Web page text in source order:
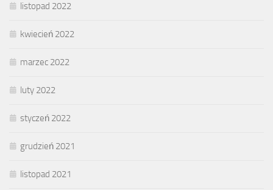
listopad 2022
kwiecień 2022
marzec 2022
luty 2022
styczeń 2022
grudzień 2021
listopad 2021